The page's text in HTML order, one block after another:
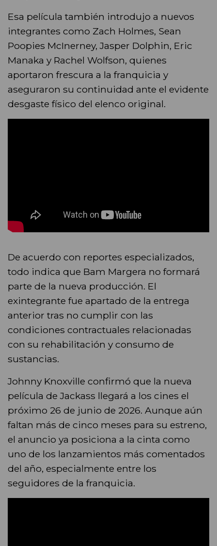
Esa película también introdujo a nuevos
integrantes como Zach Holmes, Sean
Poopies McInerney, Jasper Dolphin, Eric
Manaka y Rachel Wolfson, quienes
aportaron frescura a la franquicia y
aseguraron su continuidad ante el evidente
desgaste físico del elenco original.
De acuerdo con reportes especializados,
todo indica que Bam Margera no formará
parte de la nueva producción. El
exintegrante fue apartado de la entrega
anterior tras no cumplir con las
condiciones contractuales relacionadas
con su rehabilitación y consumo de
sustancias.
Johnny Knoxville confirmó que la nueva
película de Jackass llegará a los cines el
próximo 26 de junio de 2026. Aunque aún
faltan más de cinco meses para su estreno,
el anuncio ya posiciona a la cinta como
uno de los lanzamientos más comentados
del año, especialmente entre los
seguidores de la franquicia.